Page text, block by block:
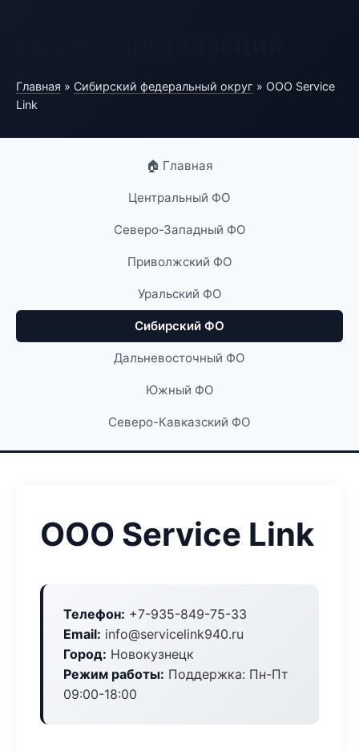
Главная » Сибирский федеральный округ » ООО Service
Link
🏠 Главная
Центральный ФО
Северо-Западный ФО
Приволжский ФО
Уральский ФО
Сибирский ФО
Дальневосточный ФО
Южный ФО
Северо-Кавказский ФО
ООО Service Link
Телефон: +7-935-849-75-33
Email: info@servicelink940.ru
Город: Новокузнецк
Режим работы: Поддержка: Пн-Пт
09:00-18:00